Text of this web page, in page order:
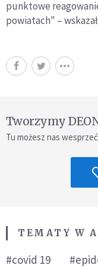
punktowe
powiatach" –
Tworzymy
Tu możesz nas
TEMATY W
#covid 19